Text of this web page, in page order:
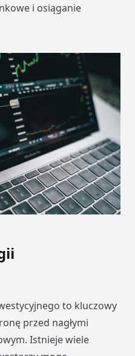
i osiąganie
to kluczowy
przed nagłymi
Istnieje wiele